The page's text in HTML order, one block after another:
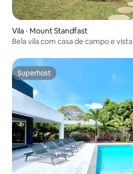
Vila ⋅ Mount Standfast
Bela vila com casa de campo e
Superhost
Superhost